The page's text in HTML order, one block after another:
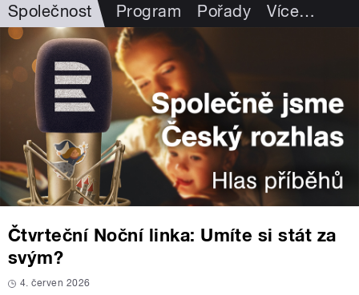
Společnost Program Pořady Více…
Čtvrteční Noční linka: Umíte si stát za
svým?
4. červen 2026